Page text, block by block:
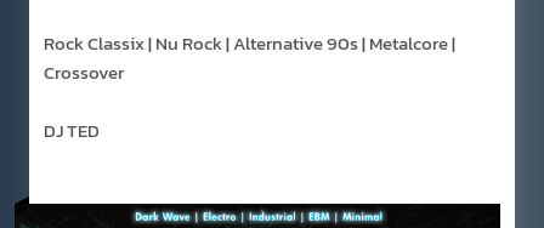
Rock Classix | Nu Rock | Alternative 90s | Metalcore |
Crossover
DJ TED